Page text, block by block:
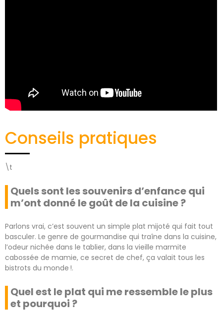
Conseils pratiques
\t
Quels sont les souvenirs d’enfance qui
m’ont donné le goût de la cuisine ?
Parlons vrai, c’est souvent un simple plat mijoté qui fait tout
basculer. Le genre de gourmandise qui traîne dans la cuisine,
l’odeur nichée dans le tablier, dans la vieille marmite
cabossée de mamie, ce secret de chef, ça valait tous les
bistrots du monde !.
Quel est le plat qui me ressemble le plus
et pourquoi ?